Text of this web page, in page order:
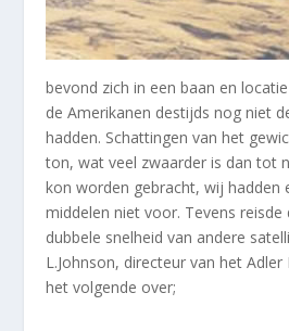
bevond zich in een baan en
de Amerikanen destijds nog niet
hadden. Schattingen van het
ton, wat veel zwaarder is dan tot
kon worden gebracht, wij hadden
middelen niet voor. Tevens
dubbele snelheid van andere
L.Johnson, directeur van het
het volgende over;